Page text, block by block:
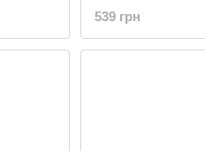
539 грн